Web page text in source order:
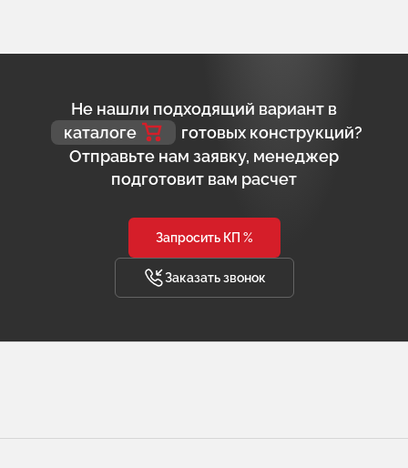
Не нашли подходящий вариант в
каталоге
готовых конструкций?
Отправьте нам заявку, менеджер
подготовит вам расчет
Запросить КП %
Заказать звонок